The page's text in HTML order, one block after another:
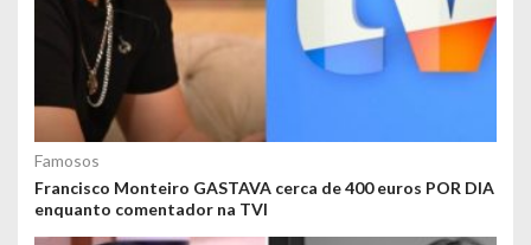
Famosos
Francisco Monteiro GASTAVA cerca de 400 euros POR DIA
enquanto comentador na TVI